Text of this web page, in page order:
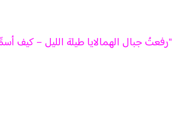
"رفعتُ جبال الهمالايا طيلة الليل – كيف